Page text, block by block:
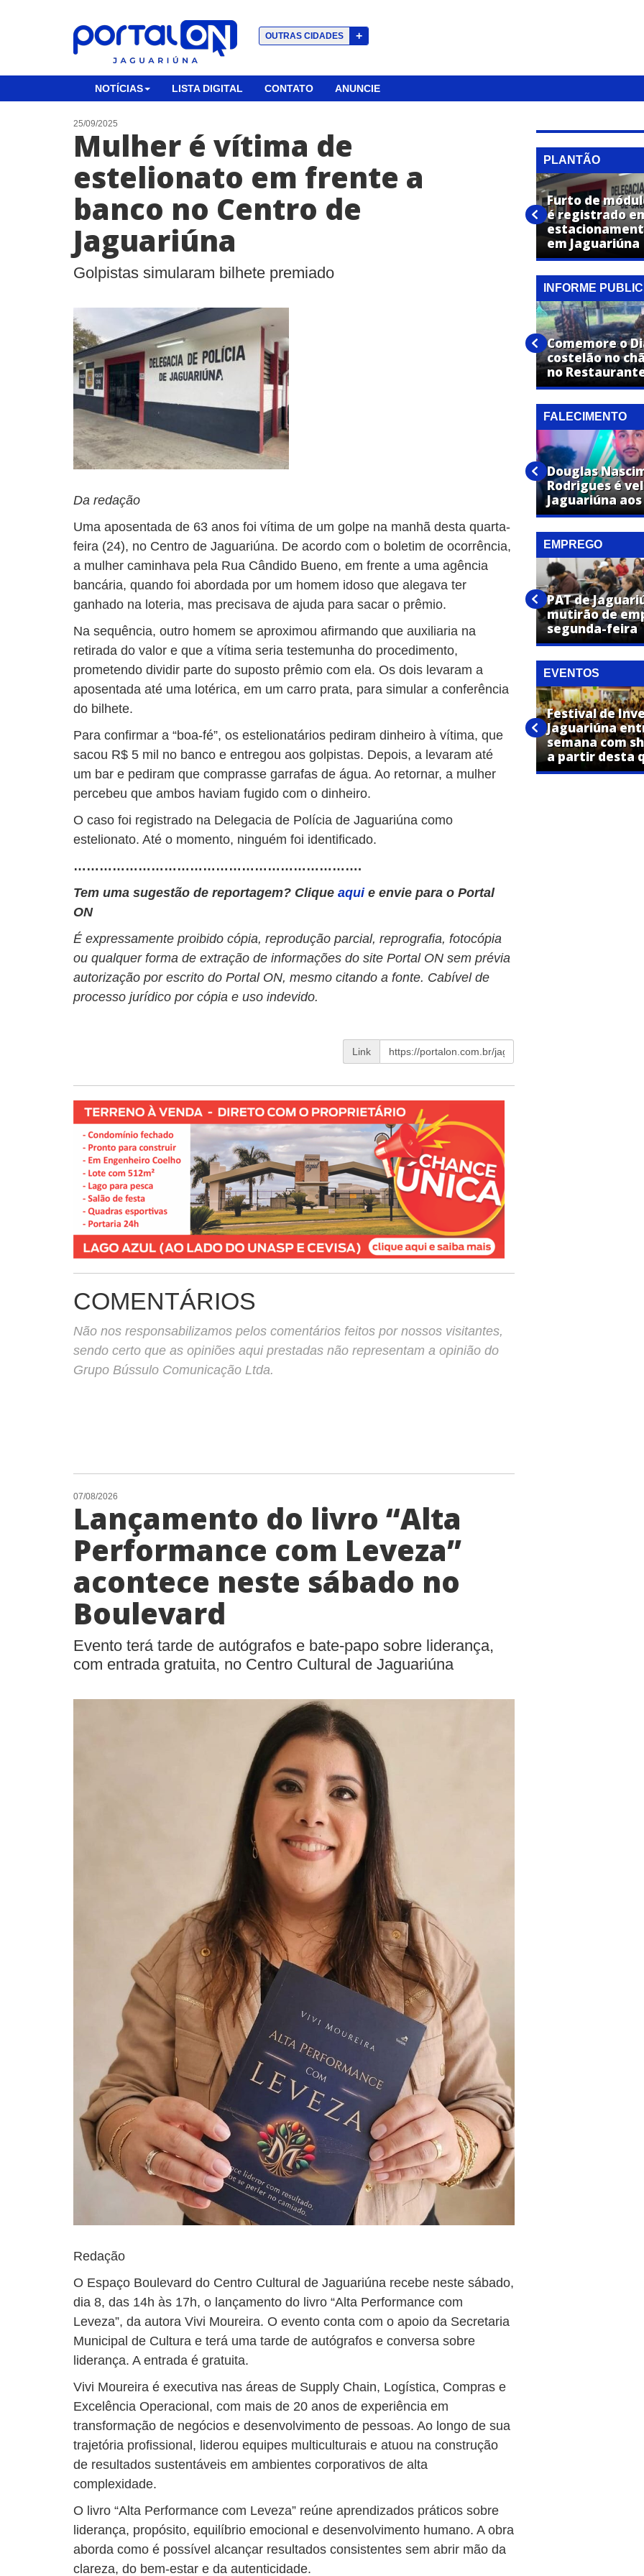
OUTRAS CIDADES +
NOTÍCIAS LISTA DIGITAL CONTATO ANUNCIE
25/09/2025
Mulher é vítima de
estelionato em frente a
banco no Centro de
Jaguariúna
Golpistas simularam bilhete premiado
Da redação
Uma aposentada de 63 anos foi vítima de um golpe na manhã desta quarta-
feira (24), no Centro de Jaguariúna. De acordo com o boletim de ocorrência,
a mulher caminhava pela Rua Cândido Bueno, em frente a uma agência
bancária, quando foi abordada por um homem idoso que alegava ter
ganhado na loteria, mas precisava de ajuda para sacar o prêmio.
Na sequência, outro homem se aproximou afirmando que auxiliaria na
retirada do valor e que a vítima seria testemunha do procedimento,
prometendo dividir parte do suposto prêmio com ela. Os dois levaram a
aposentada até uma lotérica, em um carro prata, para simular a conferência
do bilhete.
Para confirmar a “boa-fé”, os estelionatários pediram dinheiro à vítima, que
sacou R$ 5 mil no banco e entregou aos golpistas. Depois, a levaram até
um bar e pediram que comprasse garrafas de água. Ao retornar, a mulher
percebeu que ambos haviam fugido com o dinheiro.
O caso foi registrado na Delegacia de Polícia de Jaguariúna como
estelionato. Até o momento, ninguém foi identificado.
………………………………………………………….
Tem uma sugestão de reportagem? Clique aqui e envie para o Portal
ON
É expressamente proibido cópia, reprodução parcial, reprografia, fotocópia
ou qualquer forma de extração de informações do site Portal ON sem prévia
autorização por escrito do Portal ON, mesmo citando a fonte. Cabível de
processo jurídico por cópia e uso indevido.
Link
COMENTÁRIOS
Não nos responsabilizamos pelos comentários feitos por nossos visitantes,
sendo certo que as opiniões aqui prestadas não representam a opinião do
Grupo Bússulo Comunicação Ltda.
07/08/2026
Lançamento do livro “Alta
Performance com Leveza”
acontece neste sábado no
Boulevard
Evento terá tarde de autógrafos e bate-papo sobre liderança,
com entrada gratuita, no Centro Cultural de Jaguariúna
Redação
O Espaço Boulevard do Centro Cultural de Jaguariúna recebe neste sábado,
dia 8, das 14h às 17h, o lançamento do livro “Alta Performance com
Leveza”, da autora Vivi Moureira. O evento conta com o apoio da Secretaria
Municipal de Cultura e terá uma tarde de autógrafos e conversa sobre
liderança. A entrada é gratuita.
Vivi Moureira é executiva nas áreas de Supply Chain, Logística, Compras e
Excelência Operacional, com mais de 20 anos de experiência em
transformação de negócios e desenvolvimento de pessoas. Ao longo de sua
trajetória profissional, liderou equipes multiculturais e atuou na construção
de resultados sustentáveis em ambientes corporativos de alta
complexidade.
O livro “Alta Performance com Leveza” reúne aprendizados práticos sobre
liderança, propósito, equilíbrio emocional e desenvolvimento humano. A obra
aborda como é possível alcançar resultados consistentes sem abrir mão da
clareza, do bem-estar e da autenticidade.
PLANTÃO
Caminhonete é furtada
Furto de
é registrado
em Jaguariúna
INFORME
Comemore o
costelão no
no
FALECIMENTO
Douglas
Rodrigues é
Jaguariúna aos
EMPREGO
PAT de Jaguariúna promove
mutirões de emprego com
vagas em diversas áreas
nesta semana
PAT de
mutirão de
segunda-feira
EVENTOS
os Cantos da Cidade” começa
nesta quinta-feira em
Jaguariúna
Festival de
Jaguariúna
semana com
a partir desta